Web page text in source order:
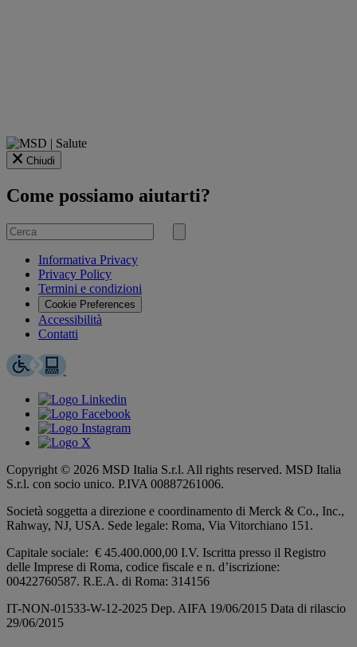
Chiudi
Come possiamo aiutarti?
Cerca
per
Invia
Informativa Privacy
Privacy Policy
Termini e condizioni
Cookie Preferences
Accessibilità
Contatti
Copyright © 2026 MSD Italia S.r.l. All rights reserved. MSD Italia
S.r.l. con socio unico. P.IVA 00887261006.
Società soggetta a direzione e coordinamento di Merck & Co., Inc.,
Rahway, NJ, USA. Sede legale: Roma, Via Vitorchiano 151.
Capitale sociale: € 45.400.000,00 I.V. Iscritta presso il Registro
delle Imprese di Roma, codice fiscale e n. d’iscrizione:
00422760587. R.E.A. di Roma: 314156
IT-NON-01533-W-12-2025 Dep. AIFA 19/06/2015 Data di rilascio
29/06/2015